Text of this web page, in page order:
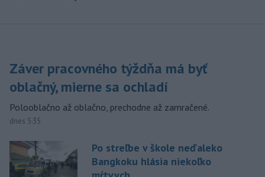
Záver pracovného týždňa má byť
oblačný, mierne sa ochladí
Polooblačno až oblačno, prechodne až zamračené.
dnes 5:35
Po streľbe v škole neďaleko
Bangkoku hlásia niekoľko